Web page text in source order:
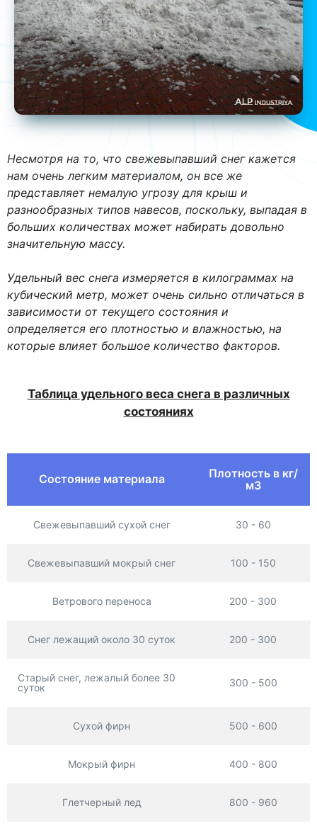
Несмотря на то, что свежевыпавший снег кажется
нам очень легким материалом, он все же
представляет немалую угрозу для крыш и
разнообразных типов навесов, поскольку, выпадая в
больших количествах может набирать довольно
значительную массу.
Удельный вес снега измеряется в килограммах на
кубический метр, может очень сильно отличаться в
зависимости от текущего состояния и
определяется его плотностью и влажностью, на
которые влияет большое количество факторов.
Таблица удельного веса снега в различных
состояниях
Состояние материала
Плотность в кг/
м3
Свежевыпавший сухой снег 30 - 60
Свежевыпавший мокрый снег 100 - 150
Ветрового переноса 200 - 300
Снег лежащий около 30 суток 200 - 300
Старый снег, лежалый более 30
суток
300 - 500
Сухой фирн 500 - 600
Мокрый фирн 400 - 800
Глетчерный лед 800 - 960